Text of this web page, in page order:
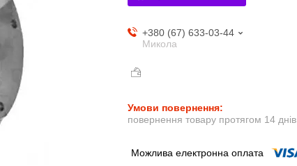
+380 (67) 633-03-44
Микола
повернення товару протягом 14 днів